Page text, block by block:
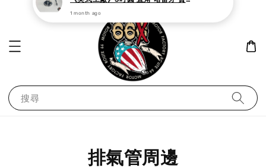
搜尋
排氣管周邊